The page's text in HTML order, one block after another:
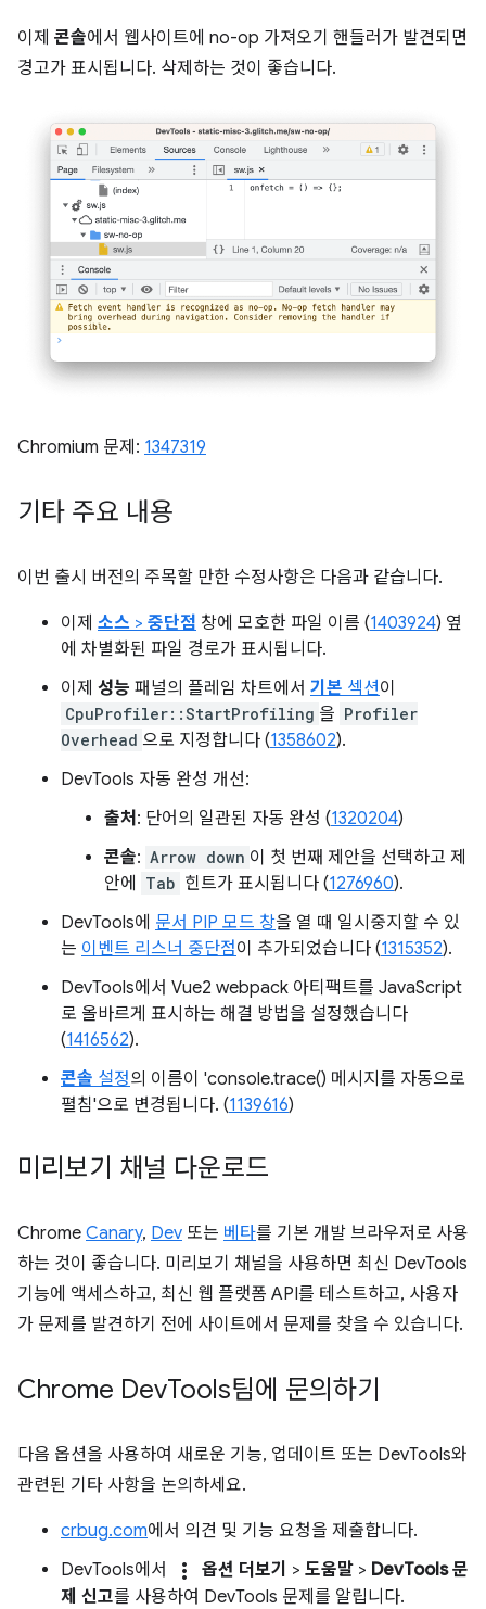
이제 콘솔에서 웹사이트에 no-op 가져오기 핸들러가 발견되면
경고가 표시됩니다. 삭제하는 것이 좋습니다.
Chromium 문제: 1347319
기타 주요 내용
이번 출시 버전의 주목할 만한 수정사항은 다음과 같습니다.
이제 소스 > 중단점 창에 모호한 파일 이름 (1403924) 옆
에 차별화된 파일 경로가 표시됩니다.
이제 성능 패널의 플레임 차트에서 기본 섹션이
CpuProfiler::StartProfiling 을 Profiler
Overhead 으로 지정합니다 (1358602).
DevTools 자동 완성 개선:
출처 : 단어의 일관된 자동 완성 (1320204)
콘솔: Arrow down 이 첫 번째 제안을 선택하고 제
안에
Tab 힌트가 표시됩니다 (1276960).
DevTools에 문서 PIP 모드 창을 열 때 일시중지할 수 있
는 이벤트 리스너 중단점이 추가되었습니다 (1315352).
DevTools에서 Vue2 webpack 아티팩트를 JavaScript
로 올바르게 표시하는 해결 방법을 설정했습니다
(1416562).
콘솔 설정의 이름이 'console.trace() 메시지를 자동으로
펼침'으로 변경됩니다. (1139616)
미리보기 채널 다운로드
Chrome Canary, Dev 또는 베타를 기본 개발 브라우저로 사용
하는 것이 좋습니다. 미리보기 채널을 사용하면 최신 DevTools
기능에 액세스하고, 최신 웹 플랫폼 API를 테스트하고, 사용자
가 문제를 발견하기 전에 사이트에서 문제를 찾을 수 있습니다.
Chrome DevTools팀에 문의하기
다음 옵션을 사용하여 새로운 기능, 업데이트 또는 DevTools와
관련된 기타 사항을 논의하세요.
crbug.com에서 의견 및 기능 요청을 제출합니다.
DevTools에서
more_vert 옵션 더보기 > 도움말 > DevTools 문
제 신고를 사용하여 DevTools 문제를 알립니다.